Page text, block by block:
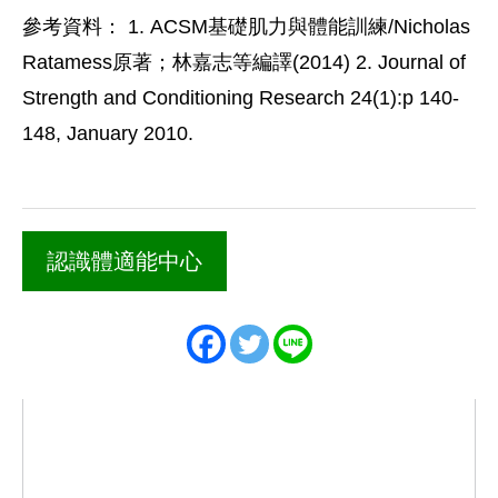
參考資料： 1. ACSM基礎肌力與體能訓練/Nicholas
Ratamess原著；林嘉志等編譯(2014) 2. Journal of
Strength and Conditioning Research 24(1):p 140-
148, January 2010.
認識體適能中心